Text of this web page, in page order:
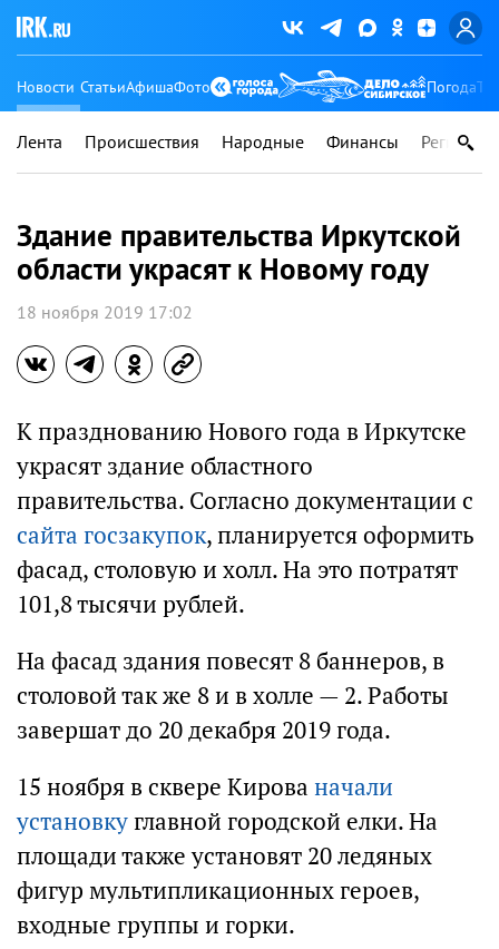
Новости СтатьиАфишаФото Погода
Лента Происшествия Народные Финансы Регионы
Здание правительства Иркутской
области украсят к Новому году
18 ноября 2019 17:02
К празднованию Нового года в Иркутске
украсят здание областного
правительства. Согласно документации с
сайта госзакупок, планируется оформить
фасад, столовую и холл. На это потратят
101,8 тысячи рублей.
На фасад здания повесят 8 баннеров, в
столовой так же 8 и в холле — 2. Работы
завершат до 20 декабря 2019 года.
15 ноября в сквере Кирова начали
установкуглавной городской елки. На
площади также установят 20 ледяных
фигур мультипликационных героев,
входные группы и горки.